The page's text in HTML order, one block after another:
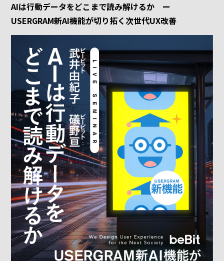
AIは行動データをどこまで読み解けるか ー
USERGRAM新AI機能が切り拓く次世代UX改善